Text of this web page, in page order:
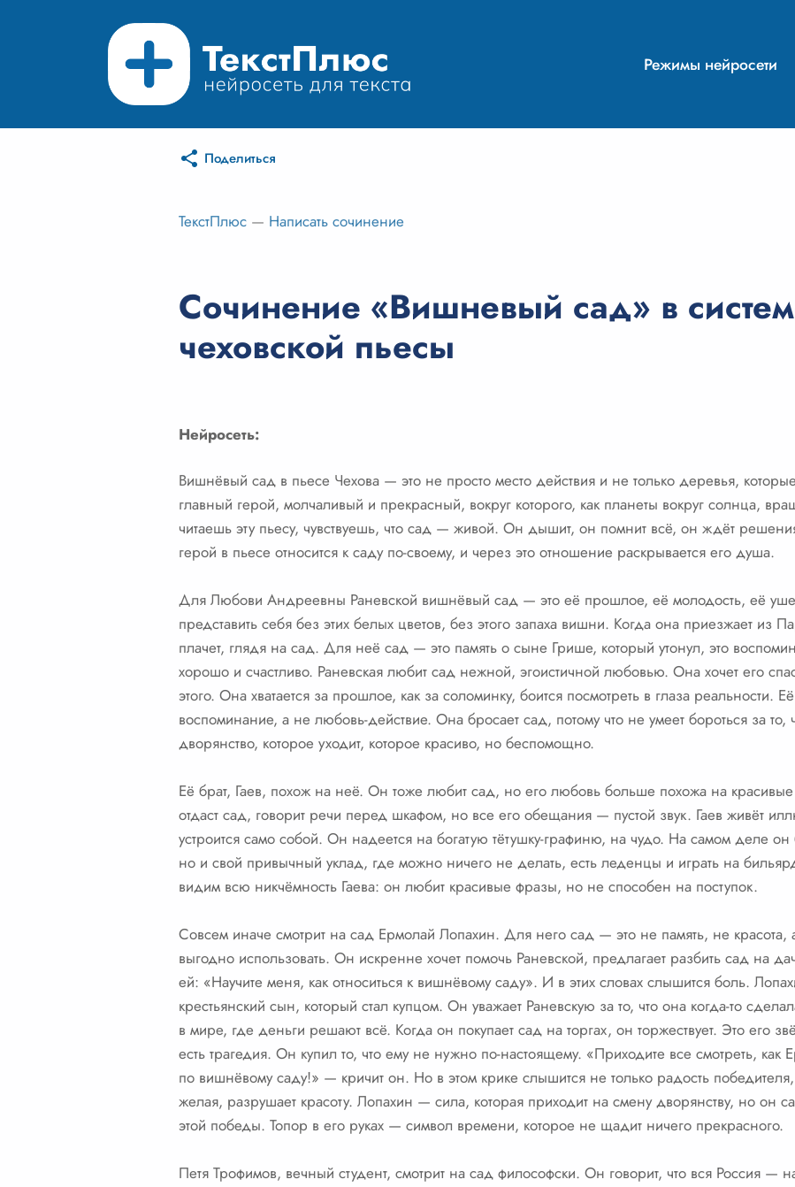
Режимы нейросети
Поделиться
ТекстПлюс — Написать сочинение
Сочинение «Вишневый сад» в
чеховской пьесы
Нейросеть:
Вишнёвый сад в пьесе Чехова — это не просто место действия и не только деревья,
главный герой, молчаливый и прекрасный, вокруг которого, как планеты вокруг солнца,
читаешь эту пьесу, чувствуешь, что сад — живой. Он дышит, он помнит всё, он ждёт
герой в пьесе относится к саду по-своему, и через это отношение раскрывается его душа.
Для Любови Андреевны Раневской вишнёвый сад — это её прошлое, её молодость, её
представить себя без этих белых цветов, без этого запаха вишни. Когда она приезжает из
плачет, глядя на сад. Для неё сад — это память о сыне Грише, который утонул, это
хорошо и счастливо. Раневская любит сад нежной, эгоистичной любовью. Она хочет его
этого. Она хватается за прошлое, как за соломинку, боится посмотреть в глаза реальности.
воспоминание, а не любовь-действие. Она бросает сад, потому что не умеет бороться за
дворянство, которое уходит, которое красиво, но беспомощно.
Её брат, Гаев, похож на неё. Он тоже любит сад, но его любовь больше похожа на
отдаст сад, говорит речи перед шкафом, но все его обещания — пустой звук. Гаев живёт
устроится само собой. Он надеется на богатую тётушку-графиню, на чудо. На самом деле он
но и свой привычный уклад, где можно ничего не делать, есть леденцы и играть на
видим всю никчёмность Гаева: он любит красивые фразы, но не способен на поступок.
Совсем иначе смотрит на сад Ермолай Лопахин. Для него сад — это не память, не красота,
выгодно использовать. Он искренне хочет помочь Раневской, предлагает разбить сад на
ей: «Научите меня, как относиться к вишнёвому саду». И в этих словах слышится боль.
крестьянский сын, который стал купцом. Он уважает Раневскую за то, что она когда-то
в мире, где деньги решают всё. Когда он покупает сад на торгах, он торжествует. Это его
есть трагедия. Он купил то, что ему не нужно по-настоящему. «Приходите все смотреть, как
по вишнёвому саду!» — кричит он. Но в этом крике слышится не только радость
желая, разрушает красоту. Лопахин — сила, которая приходит на смену дворянству, но он
этой победы. Топор в его руках — символ времени, которое не щадит ничего прекрасного.
Петя Трофимов, вечный студент, смотрит на сад философски. Он говорит, что вся Россия